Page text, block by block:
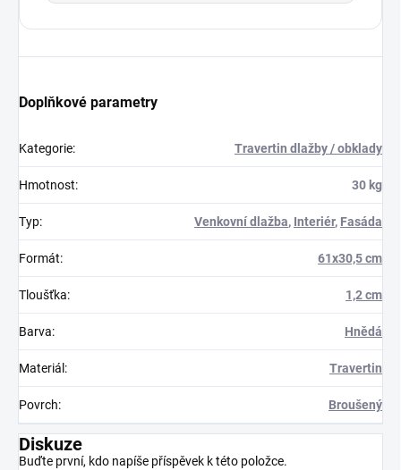
Doplňkové parametry
Kategorie: Travertin dlažby / obklady
Hmotnost: 30 kg
Typ: Venkovní dlažba, Interiér, Fasáda
Formát: 61x30,5 cm
Tloušťka: 1,2 cm
Barva: Hnědá
Materiál : Travertin
Povrch: Broušený
Diskuze
Buďte první, kdo napíše příspěvek k této položce.